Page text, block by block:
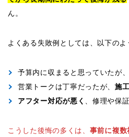
ん。
よくある失敗例としては、以下のよ
予算内に収まると思っていたが
営業トークは丁寧だったが、施
アフター対応が悪く
、修理や保
こうした後悔の多くは、 事前に複数